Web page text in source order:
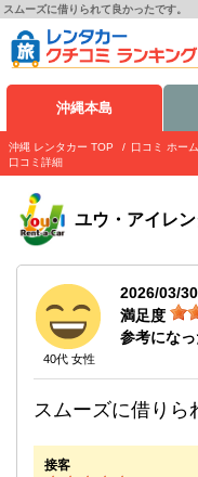
スムーズに借りられて良かったです。
沖縄本島
沖縄 レンタカー TOP 口コミ ホーム
口コミ詳細
ユウ・アイレ
40代 女性
2026/03/30
満足度
参考になっ
スムーズに借りら
接客